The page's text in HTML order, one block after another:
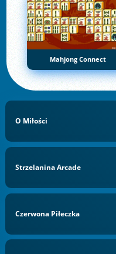
Mahjong Connect
O Miłości
Strzelanina Arcade
Czerwona Piłeczka